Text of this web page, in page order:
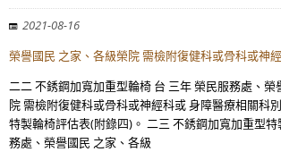
2021-08-16
榮譽國民 之家、各級榮院 需檢附復健科或骨科或神
二二 不銹鋼加寬加重型輪椅 台 三年 榮民服務處、榮
院 需檢附復健科或骨科或神經科或 身障醫療相關科
特製輪椅評估表(附錄四)。 二三 不銹鋼加寬加重型
務處、榮譽國民 之家、各級